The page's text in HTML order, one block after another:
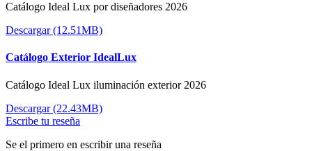
Catálogo Ideal Lux por diseñadores 2026
Descargar (12.51MB)
Catálogo Exterior IdealLux
Catálogo Ideal Lux iluminación exterior 2026
Descargar (22.43MB)
Escribe tu reseña
Se el primero en escribir una reseña